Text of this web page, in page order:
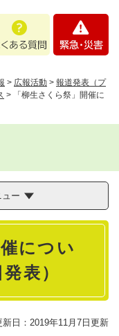
・
> 広報活動 > 報道発表（プ
>
「柳生さくら祭」開催に
ー
につい
表）
新日：2019年11月7日更新